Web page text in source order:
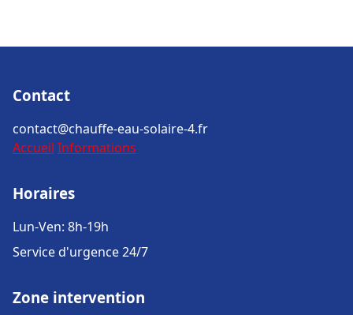
Contact
contact@chauffe-eau-solaire-4.fr
Accueil Informations
Horaires
Lun-Ven: 8h-19h
Service d'urgence 24/7
Zone intervention